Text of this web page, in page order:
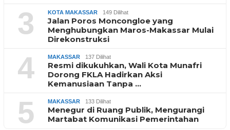
3 KOTA MAKASSAR 149 Dilihat
Jalan Poros Moncongloe yang
Menghubungkan Maros-Makassar Mulai
Direkonstruksi
4 MAKASSAR 137 Dilihat
Resmi dikukuhkan, Wali Kota Munafri
Dorong FKLA Hadirkan Aksi
Kemanusiaan Tanpa …
5 MAKASSAR 133 Dilihat
Menegur di Ruang Publik, Mengurangi
Martabat Komunikasi Pemerintahan